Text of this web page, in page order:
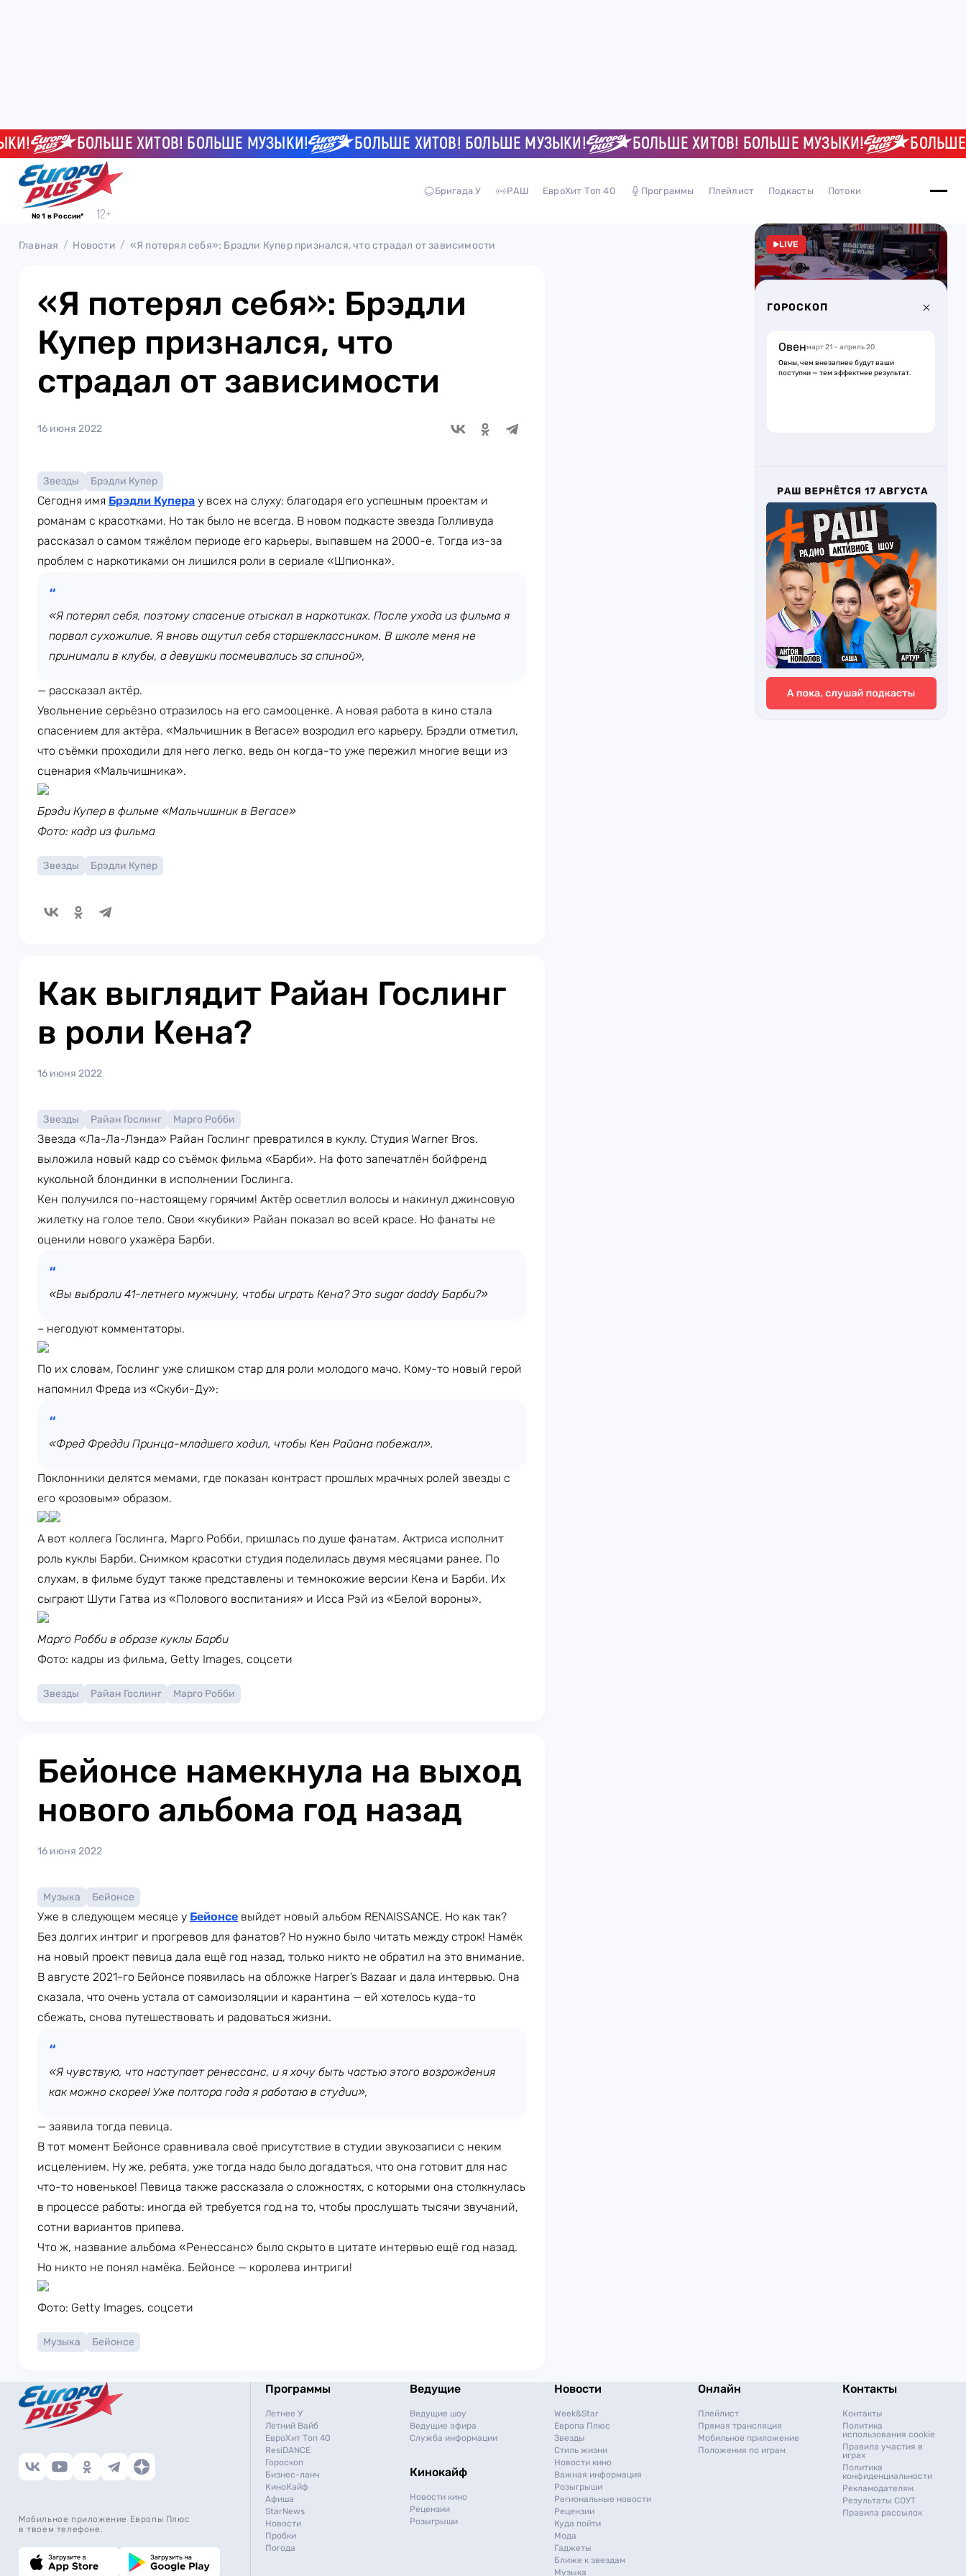
БОЛЬШЕ ХИТОВ! БОЛЬШЕ МУЗЫКИ! БОЛЬШЕ ХИТОВ! БОЛЬШЕ МУЗЫКИ! БОЛЬШЕ ХИТОВ! БОЛЬШЕ МУЗЫКИ! БОЛЬШЕ
№ 1 в России*
Бригада У РАШ ЕвроХит Топ 40 Программы Плейлист Подкасты Потоки
Главная Новости «Я потерял себя»: Брэдли Купер признался, что страдал от зависимости
«Я потерял себя»: Брэдли
Купер признался, что
страдал от зависимости
16 июня 2022
Звезды Брэдли Купер
Сегодня имя Брэдли Купера у всех на слуху: благодаря его успешным проектам и
романам с красотками. Но так было не всегда. В новом подкасте звезда Голливуда
рассказал о самом тяжёлом периоде его карьеры, выпавшем на 2000-е. Тогда из-за
проблем с наркотиками он лишился роли в сериале «Шпионка».
«Я потерял себя, поэтому спасение отыскал в наркотиках. После ухода из фильма я
порвал сухожилие. Я вновь ощутил себя старшеклассником. В школе меня не
принимали в клубы, а девушки посмеивались за спиной»,
— рассказал актёр.
Увольнение серьёзно отразилось на его самооценке. А новая работа в кино стала
спасением для актёра. «Мальчишник в Вегасе» возродил его карьеру. Брэдли отметил,
что съёмки проходили для него легко, ведь он когда-то уже пережил многие вещи из
сценария «Мальчишника».
Брэди Купер в фильме «Мальчишник в Вегасе»
Фото: кадр из фильма
Звезды Брэдли Купер
Как выглядит Райан Гослинг
в роли Кена?
16 июня 2022
Звезды Райан Гослинг Марго Робби
Звезда «Ла-Ла-Лэнда» Райан Гослинг превратился в куклу. Студия Warner Bros.
выложила новый кадр со съёмок фильма «Барби». На фото запечатлён бойфренд
кукольной блондинки в исполнении Гослинга.
Кен получился по-настоящему горячим! Актёр осветлил волосы и накинул джинсовую
жилетку на голое тело. Свои «кубики» Райан показал во всей красе. Но фанаты не
оценили нового ухажёра Барби.
«Вы выбрали 41-летнего мужчину, чтобы играть Кена? Это sugar daddy Барби?»
– негодуют комментаторы.
По их словам, Гослинг уже слишком стар для роли молодого мачо. Кому-то новый герой
напомнил Фреда из «Скуби-Ду»:
«Фред Фредди Принца-младшего ходил, чтобы Кен Райана побежал».
Поклонники делятся мемами, где показан контраст прошлых мрачных ролей звезды с
его «розовым» образом.
А вот коллега Гослинга, Марго Робби, пришлась по душе фанатам. Актриса исполнит
роль куклы Барби. Снимком красотки студия поделилась двумя месяцами ранее. По
слухам, в фильме будут также представлены и темнокожие версии Кена и Барби. Их
сыграют Шути Гатва из «Полового воспитания» и Исса Рэй из «Белой вороны».
Марго Робби в образе куклы Барби
Фото: кадры из фильма, Getty Images, соцсети
Звезды Райан Гослинг Марго Робби
Бейонсе намекнула на выход
нового альбома год назад
16 июня 2022
Музыка Бейонсе
Уже в следующем месяце у Бейонсе выйдет новый альбом RENAISSANCE. Но как так?
Без долгих интриг и прогревов для фанатов? Но нужно было читать между строк! Намёк
на новый проект певица дала ещё год назад, только никто не обратил на это внимание.
В августе 2021-го Бейонсе появилась на обложке Harper’s Bazaar и дала интервью. Она
сказала, что очень устала от самоизоляции и карантина — ей хотелось куда-то
сбежать, снова путешествовать и радоваться жизни.
«Я чувствую, что наступает ренессанс, и я хочу быть частью этого возрождения
как можно скорее! Уже полтора года я работаю в студии»,
— заявила тогда певица.
В тот момент Бейонсе сравнивала своё присутствие в студии звукозаписи с неким
исцелением. Ну же, ребята, уже тогда надо было догадаться, что она готовит для нас
что-то новенькое! Певица также рассказала о сложностях, с которыми она столкнулась
в процессе работы: иногда ей требуется год на то, чтобы прослушать тысячи звучаний,
сотни вариантов припева.
Что ж, название альбома «Ренессанс» было скрыто в цитате интервью ещё год назад.
Но никто не понял намёка. Бейонсе — королева интриги!
Фото: Getty Images, соцсети
Музыка Бейонсе
LIVE
ГОРОСКОП
Овенмарт 21 – апрель 20
Овны, чем внезапнее будут ваши
поступки — тем эффектнее результат.
Мобильное приложение Европы Плюс
в твоем телефоне.
Программы
Летнее У
Летний Вайб
ЕвроХит Топ 40
ResiDANCE
Гороскоп
Бизнес-ланч
КиноКайф
Афиша
StarNews
Новости
Пробки
Погода
Ведущие
Ведущие шоу
Ведущие эфира
Служба информации
Кинокайф
Новости кино
Рецензии
Розыгрыши
Новости
Week&Star
Европа Плюс
Звезды
Стиль жизни
Новости кино
Важная информация
Розыгрыши
Региональные новости
Рецензии
Куда пойти
Мода
Гаджеты
Ближе к звездам
Музыка
Онлайн
Плейлист
Прямая трансляция
Мобильное приложение
Положения по играм
Контакты
Контакты
Политика
использования cookie
Правила участия в
играх
Политика
конфиденциальности
Рекламодателям
Результаты СОУТ
Правила рассылок